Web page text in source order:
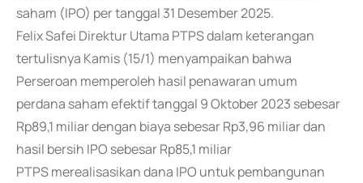
saham (IPO) per tanggal 31 Desember 2025.
Felix Safei Direktur Utama PTPS dalam keterangan
tertulisnya Kamis (15/1) menyampaikan bahwa
Perseroan memperoleh hasil penawaran umum
perdana saham efektif tanggal 9 Oktober 2023 sebesar
Rp89,1 miliar dengan biaya sebesar Rp3,96 miliar dan
hasil bersih IPO sebesar Rp85,1 miliar
PTPS merealisasikan dana IPO untuk pembangunan